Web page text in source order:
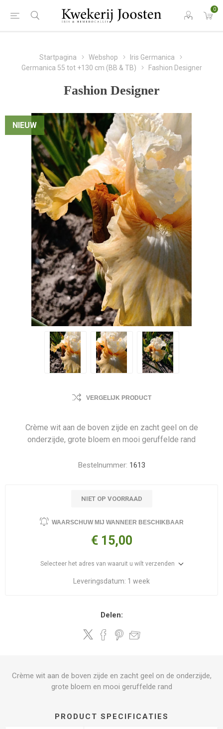
0
Startpagina Webshop
Iris Germanica
Germanica 55 tot +130 cm (BB & TB)
Fashion Designer
Fashion Designer
NIEUW
VERGELIJK PRODUCT
Crème wit aan de boven zijde en zacht geel on de
onderzijde, grote bloem en mooi geruffelde rand
Bestelnummer: 1613
NIET OP VOORRAAD
WAARSCHUW MIJ WANNEER BESCHIKBAAR
€ 15,00
Selecteer het adres van waaruit u wilt verzenden
Leveringsdatum: 1 week
Delen:
Crème wit aan de boven zijde en zacht geel on de onderzijde,
grote bloem en mooi geruffelde rand
PRODUCT SPECIFICATIES